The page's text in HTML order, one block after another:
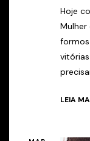
Hoje
Mulher
LEIA